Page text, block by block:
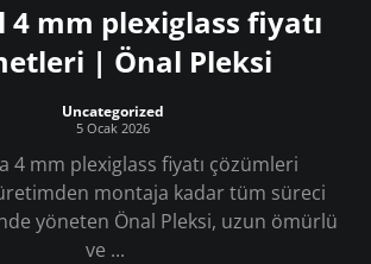
4 mm plexiglass fiyatı
| Önal Pleksi
Uncategorized
5 Ocak 2026
4 mm plexiglass fiyatı çözümleri
montaja kadar tüm süreci
yöneten Önal Pleksi, uzun ömürlü
ve ...